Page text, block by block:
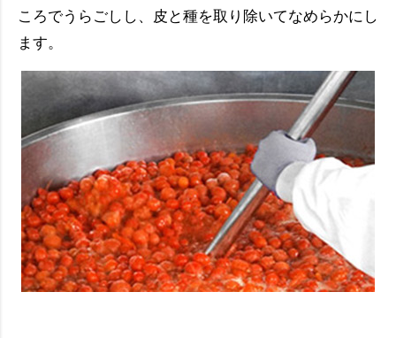
ころでうらごしし、皮と種を取り除いてなめらかにし
ます。